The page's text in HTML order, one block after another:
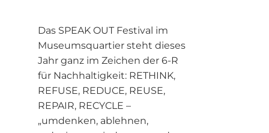
Das SPEAK OUT Festival im
Museumsquartier steht dieses
Jahr ganz im Zeichen der 6-R
für Nachhaltigkeit: RETHINK,
REFUSE, REDUCE, REUSE,
REPAIR, RECYCLE –
„umdenken, ablehnen,